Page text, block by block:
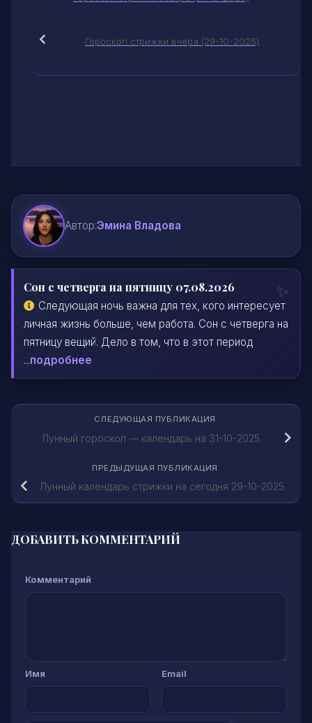
Гороскоп стрижки вчера (29-10-2025)
Автор:Эмина Владова
Сон с четверга на пятницу 07.08.2026
Следующая ночь важна для тех, кого интересует
личная жизнь больше, чем работа. Сон с четверга на
пятницу вещий. Дело в том, что в этот период
...подробнее
СЛЕДУЮЩАЯ ПУБЛИКАЦИЯ
Лунный гороскоп — календарь на 31-10-2025
ПРЕДЫДУЩАЯ ПУБЛИКАЦИЯ
Лунный календарь стрижки на сегодня 29-10-2025
ДОБАВИТЬ КОММЕНТАРИЙ
Комментарий
Имя Email